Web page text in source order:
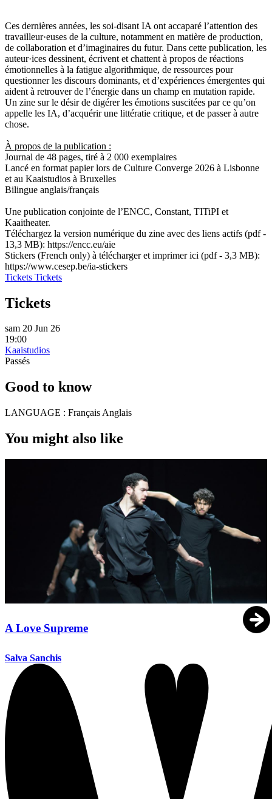
Ces dernières années, les soi-disant IA ont accaparé l’attention des
travailleur·euses de la culture, notamment en matière de production,
de collaboration et d’imaginaires du futur. Dans cette publication, les
auteur·ices dessinent, écrivent et chattent à propos de réactions
émotionnelles à la fatigue algorithmique, de ressources pour
questionner les discours dominants, et d’expériences émergentes qui
aident à retrouver de l’énergie dans un champ en mutation rapide.
Un zine sur le désir de digérer les émotions suscitées par ce qu’on
appelle les IA, d’acquérir une littératie critique, et de passer à autre
chose.
À propos de la publication :
Journal de 48 pages, tiré à 2 000 exemplaires
Lancé en format papier lors de Culture Converge 2026 à Lisbonne
et au Kaaistudios à Bruxelles
Bilingue anglais/français
Une publication conjointe de l’ENCC, Constant, TITiPI et
Kaaitheater.
Téléchargez la version numérique du zine avec des liens actifs (pdf -
13,3 MB): https://encc.eu/aie
Stickers (French only) à télécharger et imprimer ici (pdf - 3,3 MB):
https://www.cesep.be/ia-stickers
Tickets Tickets
Tickets
sam 20 Jun 26
19:00
Kaaistudios
Passés
Good to know
LANGUAGE : Français Anglais
You might also like
A Love Supreme
Salva Sanchis